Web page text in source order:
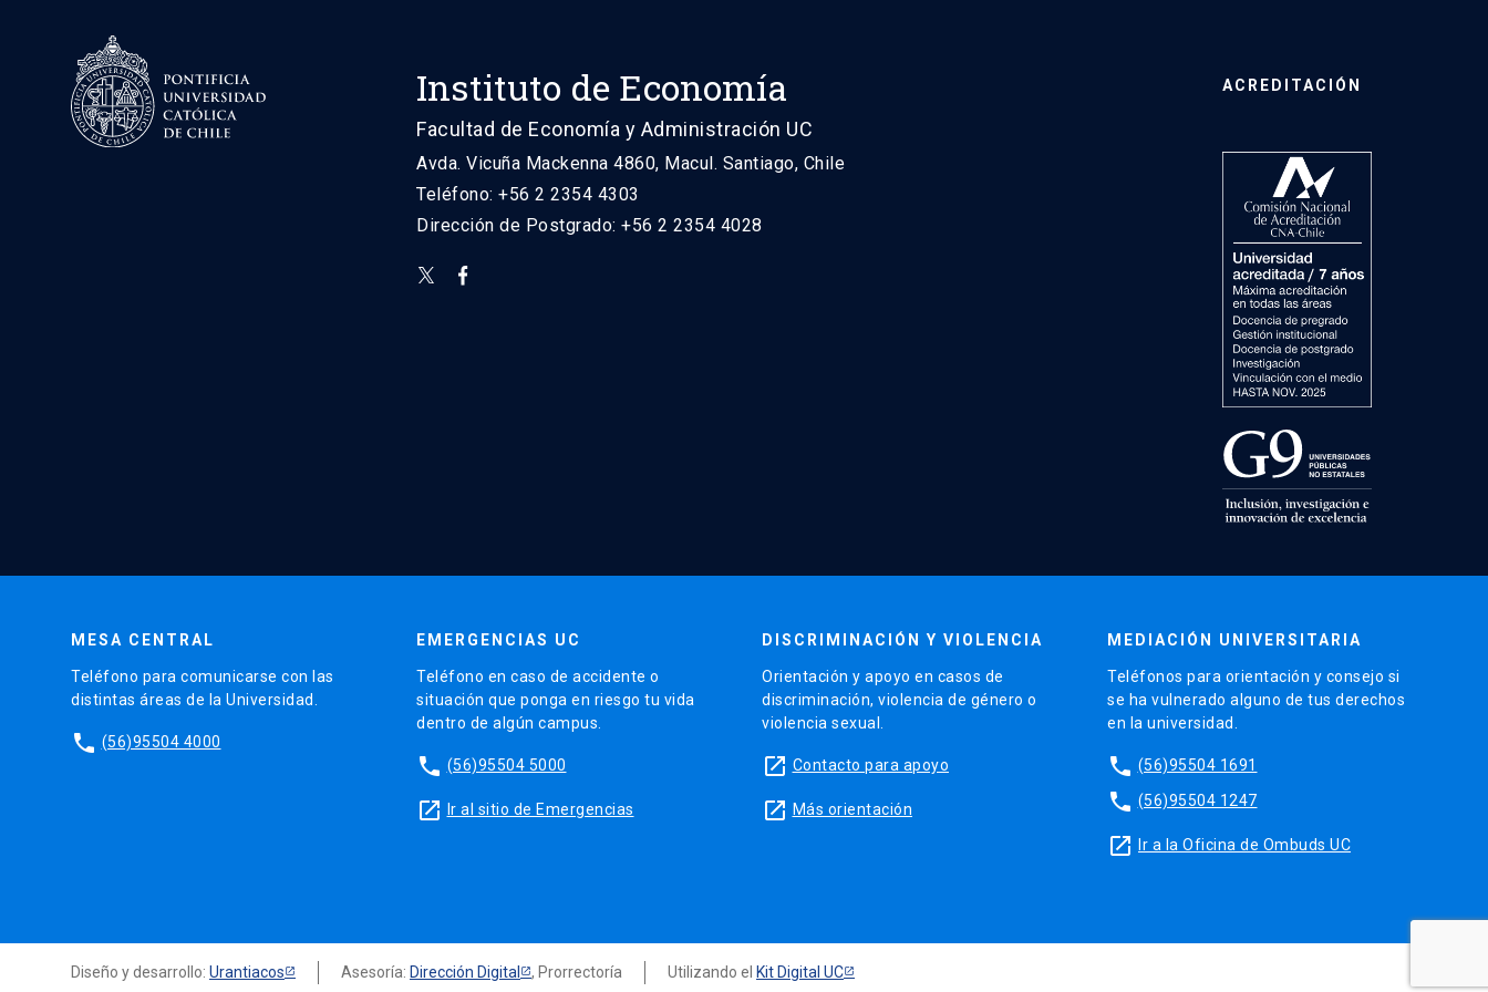
Instituto de Economía
Facultad de Economía y Administración UC
Avda. Vicuña Mackenna 4860, Macul. Santiago, Chile
Teléfono: +56 2 2354 4303
Dirección de Postgrado: +56 2 2354 4028
ACREDITACIÓN
MESA CENTRAL
Teléfono para comunicarse con las
distintas áreas de la Universidad.
phone (56)95504 4000
EMERGENCIAS UC
Teléfono en caso de accidente o
situación que ponga en riesgo tu vida
dentro de algún campus.
phone (56)95504 5000
launch Ir al sitio de Emergencias
DISCRIMINACIÓN Y VIOLENCIA
Orientación y apoyo en casos de
discriminación, violencia de género o
violencia sexual.
launch Contacto para apoyo
launch Más orientación
MEDIACIÓN UNIVERSITARIA
Teléfonos para orientación y consejo si
se ha vulnerado alguno de tus derechos
en la universidad.
phone (56)95504 1691
phone (56)95504 1247
launch Ir a la Oficina de Ombuds UC
Diseño y desarrollo: Urantiacos Asesoría: Dirección Digital , Prorrectoría Utilizando el Kit Digital UC